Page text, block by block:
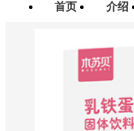
首页 介绍